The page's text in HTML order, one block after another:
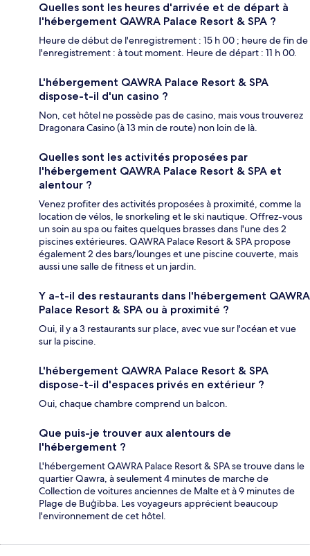
Quelles sont les heures d'arrivée et de départ à
l'hébergement QAWRA Palace Resort & SPA ?
Heure de début de l'enregistrement : 15 h 00 ; heure de fin de
l'enregistrement : à tout moment. Heure de départ : 11 h 00.
L'hébergement QAWRA Palace Resort & SPA
dispose-t-il d'un casino ?
Non, cet hôtel ne possède pas de casino, mais vous trouverez
Dragonara Casino (à 13 min de route) non loin de là.
Quelles sont les activités proposées par
l'hébergement QAWRA Palace Resort & SPA et
alentour ?
Venez profiter des activités proposées à proximité, comme la
location de vélos, le snorkeling et le ski nautique. Offrez-vous
un soin au spa ou faites quelques brasses dans l'une des 2
piscines extérieures. QAWRA Palace Resort & SPA propose
également 2 des bars/lounges et une piscine couverte, mais
aussi une salle de fitness et un jardin.
Y a-t-il des restaurants dans l'hébergement QAWRA
Palace Resort & SPA ou à proximité ?
Oui, il y a 3 restaurants sur place, avec vue sur l'océan et vue
sur la piscine.
L'hébergement QAWRA Palace Resort & SPA
dispose-t-il d'espaces privés en extérieur ?
Oui, chaque chambre comprend un balcon.
Que puis-je trouver aux alentours de
l'hébergement ?
L'hébergement QAWRA Palace Resort & SPA se trouve dans le
quartier Qawra, à seulement 4 minutes de marche de
Collection de voitures anciennes de Malte et à 9 minutes de
Plage de Buġibba. Les voyageurs apprécient beaucoup
l'environnement de cet hôtel.